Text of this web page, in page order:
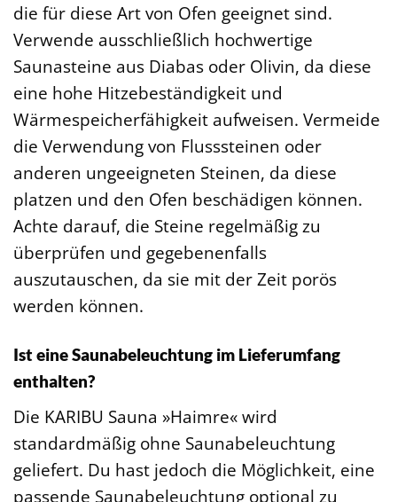
die für diese Art von Ofen geeignet sind.
Verwende ausschließlich hochwertige
Saunasteine aus Diabas oder Olivin, da diese
eine hohe Hitzebeständigkeit und
Wärmespeicherfähigkeit aufweisen. Vermeide
die Verwendung von Flusssteinen oder
anderen ungeeigneten Steinen, da diese
platzen und den Ofen beschädigen können.
Achte darauf, die Steine regelmäßig zu
überprüfen und gegebenenfalls
auszutauschen, da sie mit der Zeit porös
werden können.
Ist eine Saunabeleuchtung im Lieferumfang
enthalten?
Die KARIBU Sauna »Haimre« wird
standardmäßig ohne Saunabeleuchtung
geliefert. Du hast jedoch die Möglichkeit, eine
passende Saunabeleuchtung optional zu